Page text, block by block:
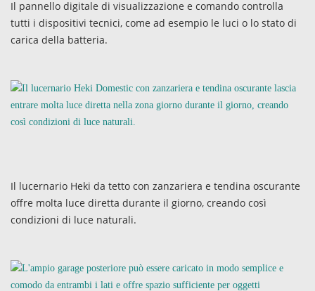
Il pannello digitale di visualizzazione e comando controlla
tutti i dispositivi tecnici, come ad esempio le luci o lo stato di
carica della batteria.
Il lucernario Heki da tetto con zanzariera e tendina oscurante
offre molta luce diretta durante il giorno, creando così
condizioni di luce naturali.